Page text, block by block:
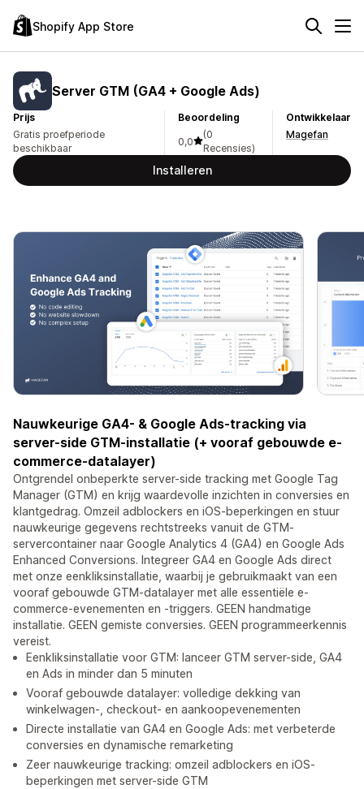
Shopify App Store
Server GTM (GA4 + Google Ads)
Prijs
Gratis proefperiode
beschikbaar
Beoordeling
0,0
(0
Recensies)
Ontwikkelaar
Magefan
Installeren
Nauwkeurige GA4- & Google Ads-tracking via
server-side GTM-installatie (+ vooraf gebouwde e-
commerce-datalayer)
Ontgrendel onbeperkte server-side tracking met Google Tag
Manager (GTM) en krijg waardevolle inzichten in conversies en
klantgedrag. Omzeil adblockers en iOS-beperkingen en stuur
nauwkeurige gegevens rechtstreeks vanuit de GTM-
servercontainer naar Google Analytics 4 (GA4) en Google Ads
Enhanced Conversions. Integreer GA4 en Google Ads direct
met onze eenkliksinstallatie, waarbij je gebruikmaakt van een
vooraf gebouwde GTM-datalayer met alle essentiële e-
commerce-evenementen en -triggers. GEEN handmatige
installatie. GEEN gemiste conversies. GEEN programmeerkennis
vereist.
Eenkliksinstallatie voor GTM: lanceer GTM server-side, GA4
en Ads in minder dan 5 minuten
Vooraf gebouwde datalayer: volledige dekking van
winkelwagen-, checkout- en aankoopevenementen
Directe installatie van GA4 en Google Ads: met verbeterde
conversies en dynamische remarketing
Zeer nauwkeurige tracking: omzeil adblockers en iOS-
beperkingen met server-side GTM